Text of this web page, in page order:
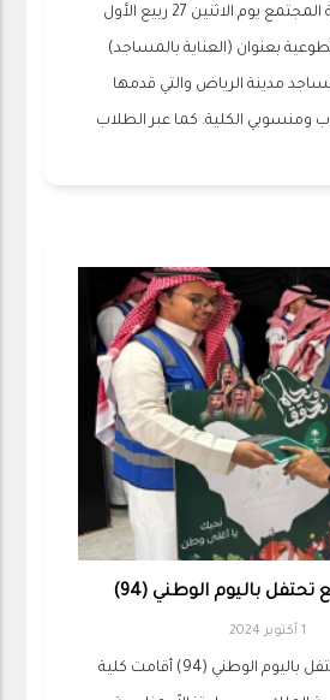
والاجتماعي بكلية المجتمع يوم الاثنين 27 ربيع الأول
تطوعية بعنوان (العناية بالمساجد)
مدينة الرياض والتي قدمها
الكلية. كما عبر الطلاب
تحتفل باليوم الوطني (94)
1 أكتوبر 2024
كلية المجتمع تحتفل باليوم الوطني (94) أقامت كلية